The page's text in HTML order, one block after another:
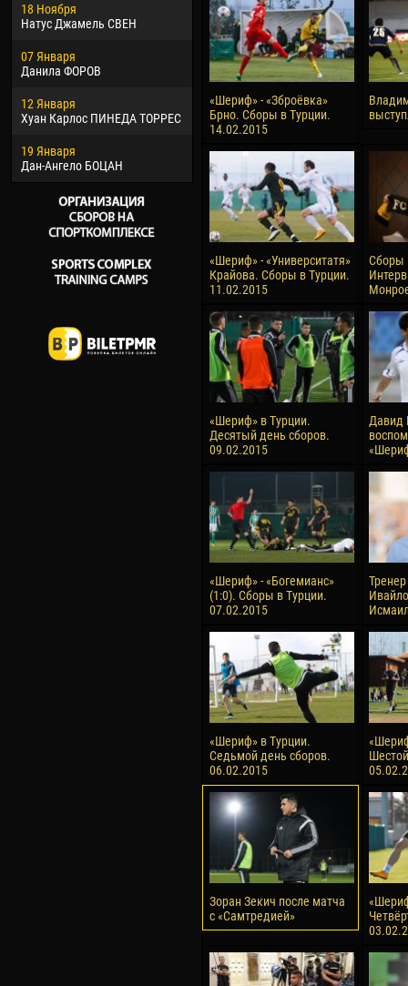
18 Ноября
Натус Джамель СВЕН
07 Января
Данила ФОРОВ
12 Января
Хуан Карлос ПИНЕДА ТОРРЕС
19 Января
Дан-Ангело БОЦАН
Хайдер Морено АСПРИЛЬЯ
22 Марта
Самба КОНЕ
Витор Уго Морайс де
ОЛИВЕЙРА
28 Марта
Раи ЛОПЕС ДЕ ОЛИВЕЙРА
28
«Шериф» - «Зброёвка»
Брно. Сборы в Турции.
14.02.2015
«Шериф» - «Университатя»
Крайова. Сборы в Турции.
11.02.2015
Сборы
«Шериф» в Турции.
Десятый день сборов.
09.02.2015
Давид
«Шериф» - «Богемианс»
(1:0). Сборы в Турции.
07.02.2015
«Шериф» в Турции.
Седьмой день сборов.
06.02.2015
Зоран Зекич после матча
с «Самтредией»